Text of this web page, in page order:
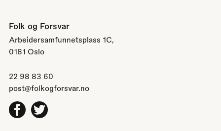
Folk og Forsvar
Arbeidersamfunnetsplass 1C,
0181 Oslo
22 98 83 60
post@folkogforsvar.no
Facebook
Twitter